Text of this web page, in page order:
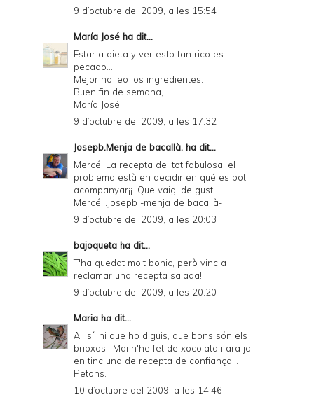
9 d’octubre del 2009, a les 15:54
María José ha dit...
Estar a dieta y ver esto tan rico es
pecado....
Mejor no leo los ingredientes.
Buen fin de semana,
María José.
9 d’octubre del 2009, a les 17:32
Josepb.Menja de bacallà. ha dit...
Mercé; La recepta del tot fabulosa, el
problema està en decidir en qué es pot
acompanyar¡¡. Que vaigi de gust
Mercé¡¡.Josepb -menja de bacallà-
9 d’octubre del 2009, a les 20:03
bajoqueta ha dit...
T'ha quedat molt bonic, però vinc a
reclamar una recepta salada!
9 d’octubre del 2009, a les 20:20
Maria ha dit...
Ai, sí, ni que ho diguis, que bons són els
brioxos.. Mai n'he fet de xocolata i ara ja
en tinc una de recepta de confiança...
Petons.
10 d’octubre del 2009, a les 14:46